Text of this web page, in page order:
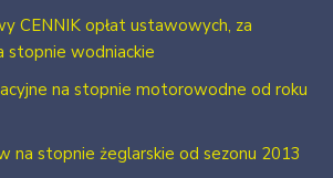
CENNIK opłat ustawowych, za
stopnie wodniackie
na stopnie motorowodne od roku
na stopnie żeglarskie od sezonu 2013